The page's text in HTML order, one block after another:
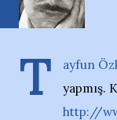
T
ayfun
yapmış.
http://